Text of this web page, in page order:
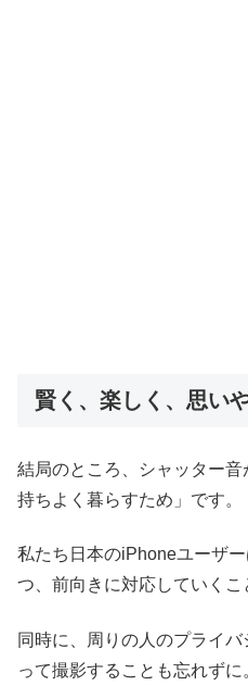
賢く、楽しく、思い
結局のところ、シャッター
持ちよく暮らすため」です。
私たち日本のiPhoneユーザ
つ、前向きに対応していくこ
同時に、周りの人のプライ
って撮影することも忘れずに